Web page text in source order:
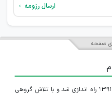
ارسال رزومه
صفحه
سایت ایران استخدام در تاریخ ۱۳۹۱/۱/۱۰ راه اندازی شد و با تلاش گروهی